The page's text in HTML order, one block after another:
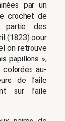
par un
crochet de
partie des
(1823) pour
on retrouve
papillons »,
colorées au-
de l’aile
sur l’aile